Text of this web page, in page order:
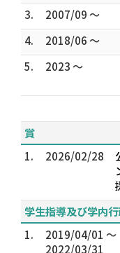
3. 2007/09 ～
4.
2018/06 ～
5.
2023 ～
賞
1.
2026/02/28
学生指導及び学内
1.
2019/04/01 ～
2022/03/31